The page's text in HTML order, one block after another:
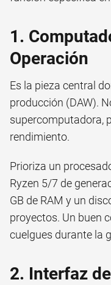
1.
Operación
Es la pieza central
producción (DAW).
supercomputadora,
rendimiento.
Prioriza un
Ryzen 5/7 de
GB de RAM y un
proyectos. Un buen
cuelgues durante la
2. Interfaz